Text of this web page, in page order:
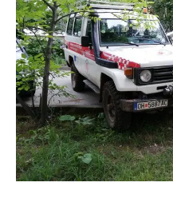
ПРОМОЦИЈА НА
УПОТРЕБА И
СОЦИЈАЛНО
КАКО
ПОДГОТВЕНОСТ И
ТИМОВИ